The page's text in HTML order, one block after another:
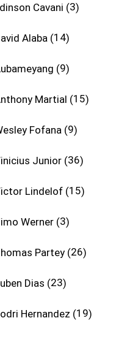
Cavani 3
Alaba 14
9
Martial 15
Fofana 9
Junior 36
Lindelof 15
Werner 3
Partey 26
Dias 23
Hernandez 19